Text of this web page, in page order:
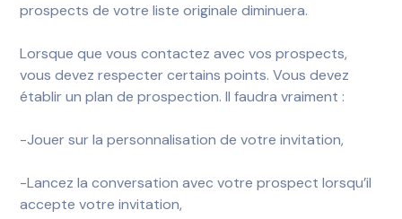
prospects de votre liste originale diminuera.
Lorsque que vous contactez avec vos prospects,
vous devez respecter certains points. Vous devez
établir un plan de prospection. Il faudra vraiment :
-Jouer sur la personnalisation de votre invitation,
-Lancez la conversation avec votre prospect lorsqu’il
accepte votre invitation,